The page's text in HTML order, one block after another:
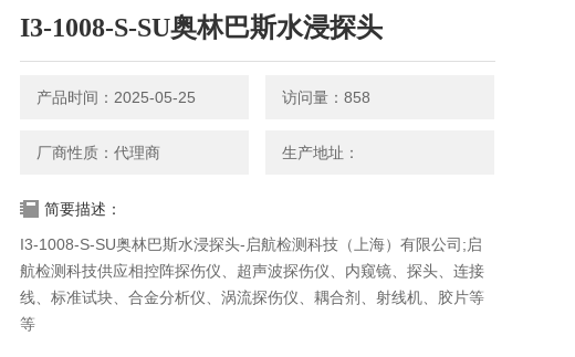
I3-1008-S-SU奥林巴斯水浸探头
产品时间：2025-05-25 访问量：858
厂商性质：代理商 生产地址：
简要描述：
I3-1008-S-SU奥林巴斯水浸探头-启航检测科技（上海）有限公司;启
航检测科技供应相控阵探伤仪、超声波探伤仪、内窥镜、探头、连接
线、标准试块、合金分析仪、涡流探伤仪、耦合剂、射线机、胶片等
等